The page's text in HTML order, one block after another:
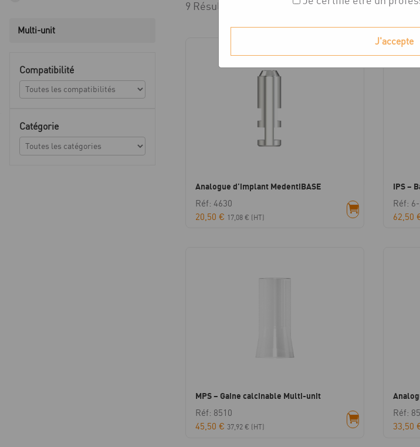
Multi-unit
Compatibilité
Catégorie
9 Résultats affichés
Analogue d’implant MedentiBASE
Réf: 4630
20,50 € 17,08 € (HT)
IPS –
Réf:
62,50
MPS – Gaine calcinable Multi-unit
Réf: 8510
45,50 € 37,92 € (HT)
Réf:
33,50
J'accepte